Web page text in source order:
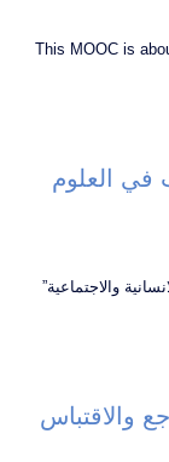
This MOOC is
في العلوم
والاجتماعية”
والاقتباس